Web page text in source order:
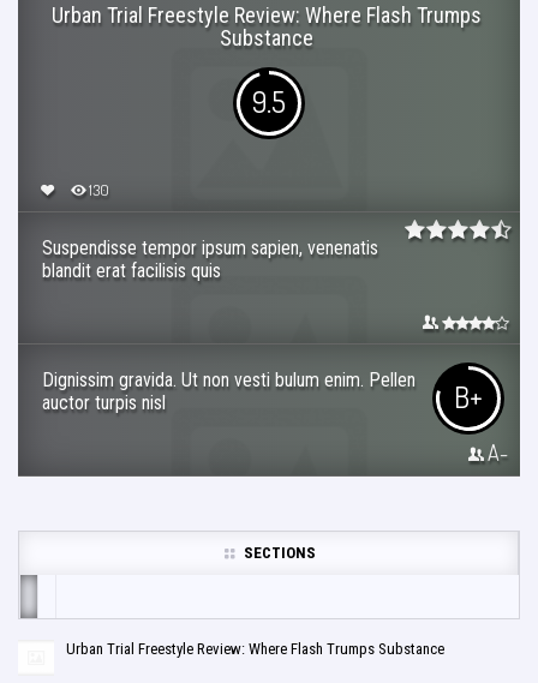
Urban Trial Freestyle Review: Where Flash Trumps
Substance
9.5
130
Suspendisse tempor ipsum sapien, venenatis
blandit erat facilisis quis
Dignissim gravida. Ut non vesti bulum enim. Pellen
auctor turpis nisl
B+
A-
SECTIONS
Urban Trial Freestyle Review: Where Flash Trumps Substance